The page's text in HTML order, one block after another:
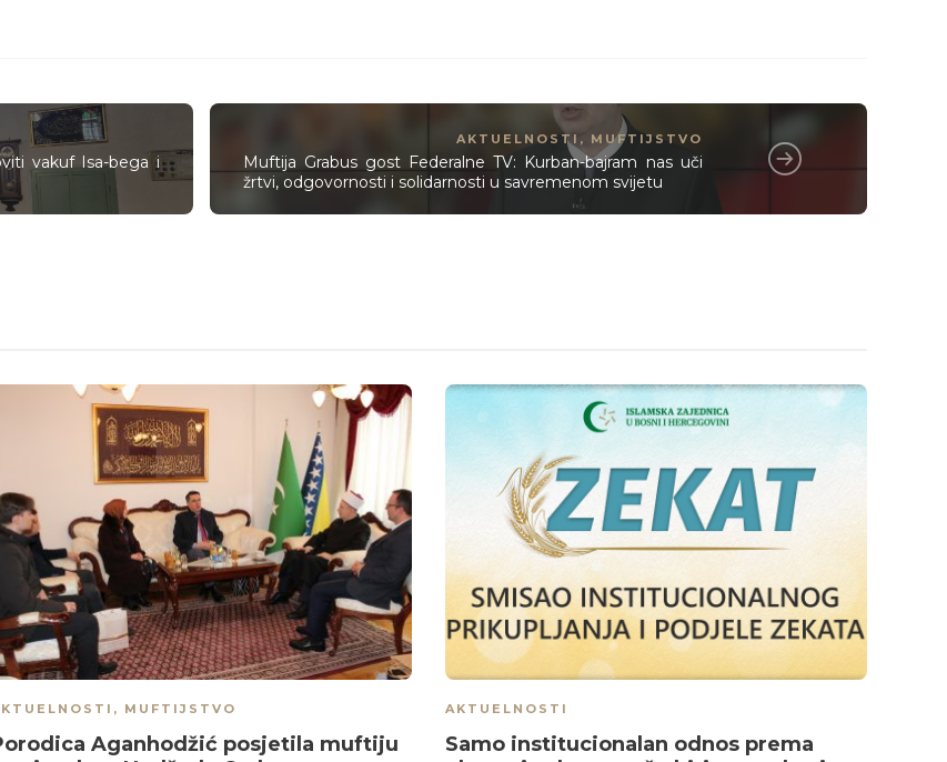
vakuf Isa-bega i
AKTUELNOSTI , MUFTIJSTVO
Muftija Grabus gost Federalne TV: Kurban-bajram nas uči
žrtvi, odgovornosti i solidarnosti u savremenom svijetu
, MUFTIJSTVO
Aganhodžić posjetila muftiju
AKTUELNOSTI
Samo institucionalan odnos prema